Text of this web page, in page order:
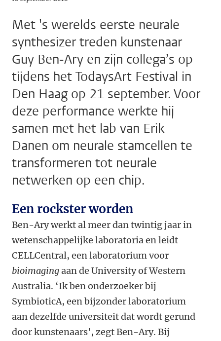
Met 's werelds eerste neurale
synthesizer treden kunstenaar
Guy Ben-Ary en zijn collega’s op
tijdens het TodaysArt Festival in
Den Haag op 21 september. Voor
deze performance werkte hij
samen met het lab van Erik
Danen om neurale stamcellen te
transformeren tot neurale
netwerken op een chip.
Een rockster worden
Ben-Ary werkt al meer dan twintig jaar in
wetenschappelijke laboratoria en leidt
CELLCentral, een laboratorium voor
bioimagingaan de University of Western
Australia. ‘Ik ben onderzoeker bij
SymbioticA, een bijzonder laboratorium
aan dezelfde universiteit dat wordt gerund
door kunstenaars', zegt Ben-Ary. Bij